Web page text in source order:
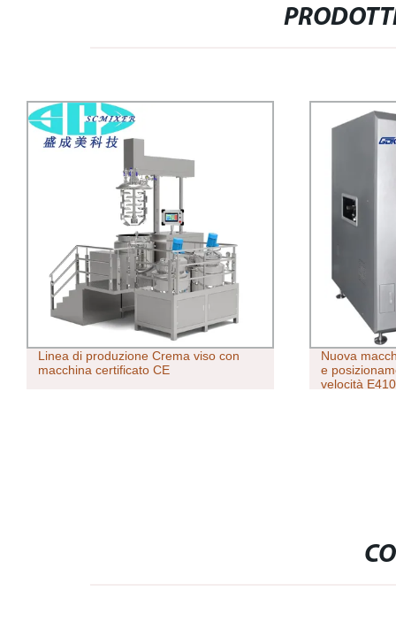
Linea di produzione Crema viso con
macchina certificato CE
Nuova
e
velocità